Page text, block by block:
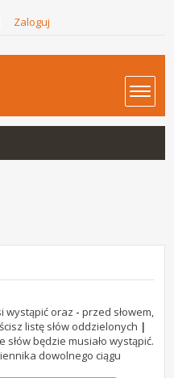
Zaloguj
wystąpić oraz - przed słowem,
listę słów oddzielonych |
będzie musiało wystąpić.
dowolnego ciągu